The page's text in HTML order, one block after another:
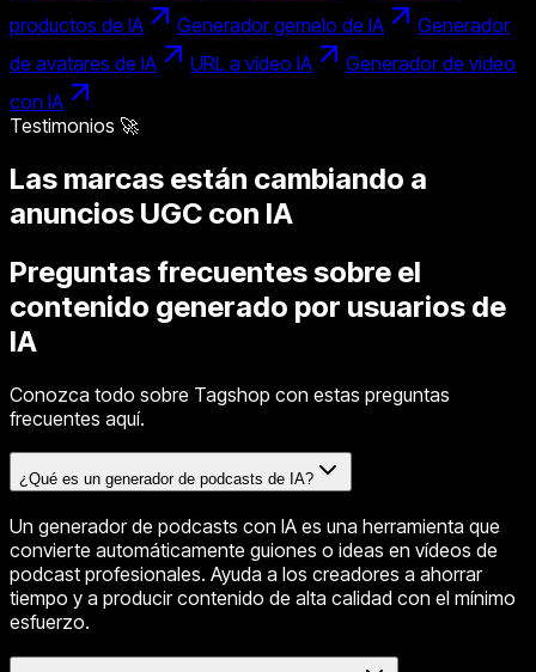
productos de IA
Generador gemelo de IA
Generador
de avatares de IA
URL a video IA
Generador de video
con IA
Testimonios 🚀
Las marcas están cambiando a
anuncios UGC con IA
Preguntas frecuentes sobre el
contenido generado por usuarios de
IA
Conozca todo sobre Tagshop con estas preguntas
frecuentes aquí.
¿Qué es un generador de podcasts de IA?
Un generador de podcasts con IA es una herramienta que
convierte automáticamente guiones o ideas en vídeos de
podcast profesionales. Ayuda a los creadores a ahorrar
tiempo y a producir contenido de alta calidad con el mínimo
esfuerzo.